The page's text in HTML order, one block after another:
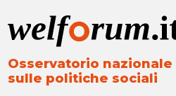
Osservatorio nazionale
sulle politiche sociali